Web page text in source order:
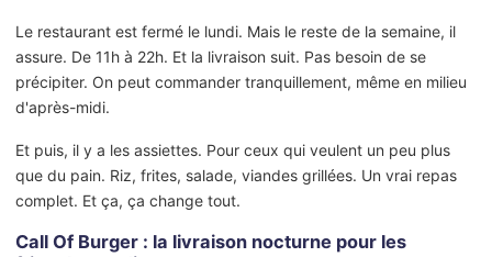
Le restaurant est fermé le lundi. Mais le reste de la semaine, il
assure. De 11h à 22h. Et la livraison suit. Pas besoin de se
précipiter. On peut commander tranquillement, même en milieu
d'après-midi.
Et puis, il y a les assiettes. Pour ceux qui veulent un peu plus
que du pain. Riz, frites, salade, viandes grillées. Un vrai repas
complet. Et ça, ça change tout.
Call Of Burger : la livraison nocturne pour les